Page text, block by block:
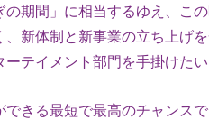
期間」に相当するゆえ、こ
新体制と新事業の立ち上げ
テイメント部門を手掛けたい
きる最短で最高のチャンス